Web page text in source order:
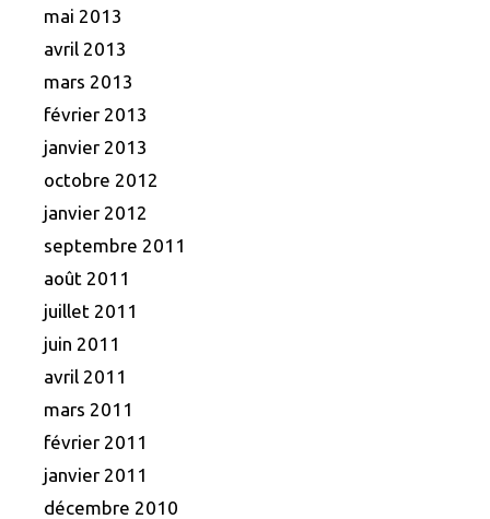
mai 2013
avril 2013
mars 2013
février 2013
janvier 2013
octobre 2012
janvier 2012
septembre 2011
août 2011
juillet 2011
juin 2011
avril 2011
mars 2011
février 2011
janvier 2011
décembre 2010